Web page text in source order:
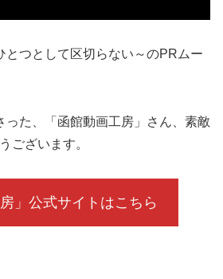
とつとして区切らない～のPRムー
った、「函館動画工房」さん、素敵
ございます。
」公式サイトはこちら